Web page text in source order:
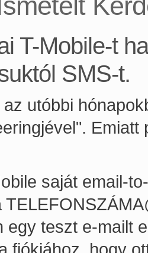
T-Mobile-t
SMS-t.
az utóbbi
saját email-
egy teszt e-mailt